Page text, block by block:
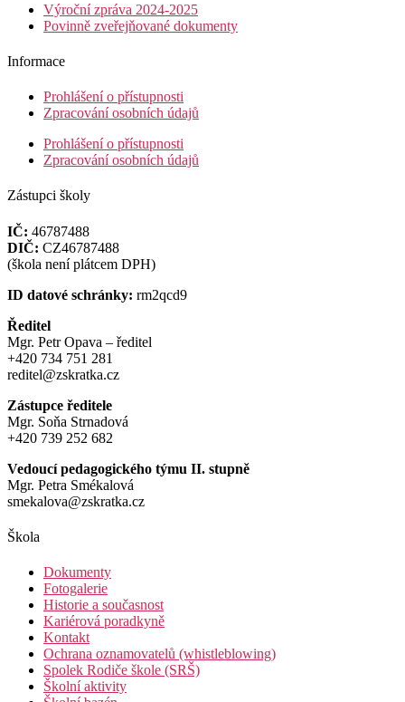
Výroční zpráva 2024-2025
Povinně zveřejňované dokumenty
Informace
Prohlášení o přístupnosti
Zpracování osobních údajů
Prohlášení o přístupnosti
Zpracování osobních údajů
Zástupci školy
IČ: 46787488
DIČ: CZ46787488
(škola není plátcem DPH)
ID datové schránky: rm2qcd9
Ředitel
Mgr. Petr Opava – ředitel
+420 734 751 281
reditel@zskratka.cz
Zástupce ředitele
Mgr. Soňa Strnadová
+420 739 252 682
Vedoucí pedagogického týmu II. stupně
Mgr. Petra Smékalová
smekalova@zskratka.cz
Škola
Dokumenty
Fotogalerie
Historie a současnost
Kariérová poradkyně
Kontakt
Ochrana oznamovatelů (whistleblowing)
Spolek Rodiče škole (SRŠ)
Školní aktivity